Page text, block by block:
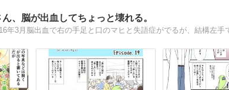
、脳が出血してちょっと壊れる。